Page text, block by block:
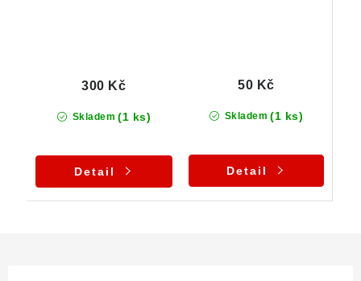
Skladem (1 ks)
300 Kč
Detail
Skladem (1 ks)
50 Kč
Detail